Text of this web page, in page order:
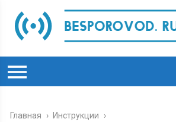
Главная › Инструкции ›